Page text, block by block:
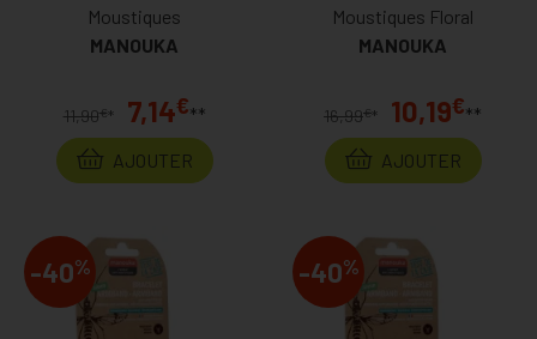
Moustiques
MANOUKA
11,90€ * 7,14€**
AJOUTER
Moustiques Floral
MANOUKA
16,99€* 10,19€**
AJOUTER
-40% -40%